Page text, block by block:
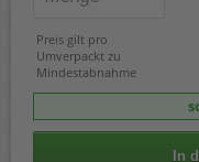
Preis gilt pro
Umverpackt zu
Mindestabnahme
In